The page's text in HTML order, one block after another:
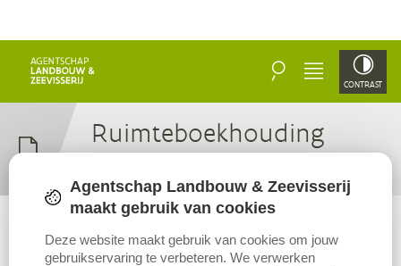
ZOEKEN MENU CONTRAST
Ruim­te­boek­hou­ding
Agentschap Landbouw & Zeevisserij
maakt gebruik van cookies
Deze website maakt gebruik van cookies om jouw
gebruikservaring te verbeteren. We verwerken